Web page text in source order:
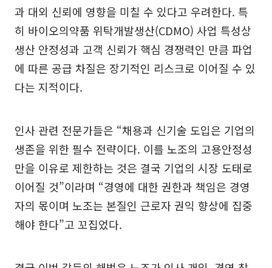
과 대외 신뢰에 영향을 미칠 수 있다고 우려한다. 특
히 바이오의약품 위탁개발생산(CDMO) 사업 특성상
생산 안정성과 고객 신뢰가 핵심 경쟁력인 만큼 파업
에 따른 공급 차질은 장기적인 리스크로 이어질 수 있
다는 지적이다.
인사 관련 전문가들은 “채용과 신기술 도입은 기업의
생존을 위한 필수 전략이다. 이를 노조의 고용안정성
만을 이유로 제한하는 것은 결국 기업의 시장 도태로
이어질 것”이라며 “경영에 대한 권한과 책임은 경영
자의 몫이며 노조는 본질인 근로자 권익 향상에 집중
해야 한다”고 꼬집었다.